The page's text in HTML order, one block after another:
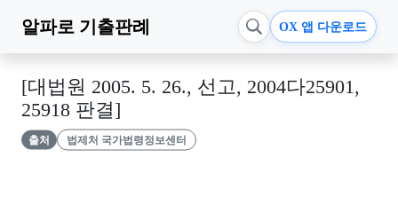
알파로 기출판례 OX 앱 다운로드
[대법원 2005. 5. 26., 선고, 2004다25901,
25918 판결]
출처 법제처 국가법령정보센터